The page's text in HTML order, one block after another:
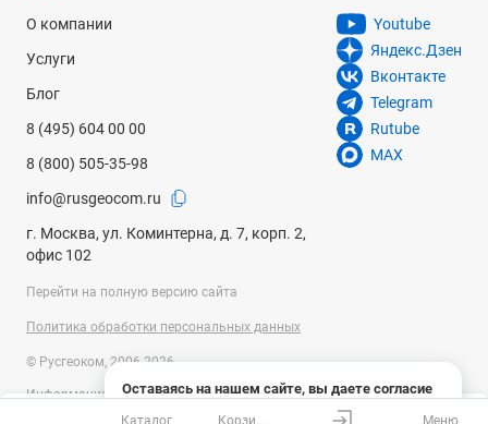
Оставаясь на нашем сайте, вы даете согласие
на использование файлов cookies и сбор данных
О компании
Услуги
Блог
8 (495) 604 00 00
8 (800) 505-35-98
info@rusgeocom.ru
г. Москва, ул. Коминтерна, д. 7, корп. 2,
офис 102
Youtube
Яндекс.Дзен
Вконтакте
Telegram
Rutube
MAX
Перейти на полную версию сайта
Политика обработки персональных данных
© Русгеоком, 2006-2026
Информация на сайте носит справочный характер и не является
публичной офертой, определяемой положениями Статьи 437
Каталог Меню